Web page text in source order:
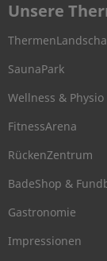
Unsere
SaunaPark
Wellness & Physio
FitnessArena
RückenZentrum
BadeShop &
Gastronomie
Impressionen